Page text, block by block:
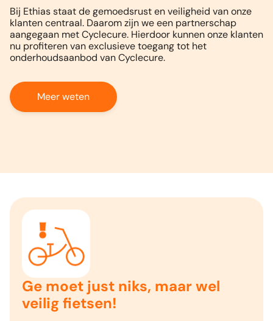
Bij Ethias staat de gemoedsrust en veiligheid van onze
klanten centraal. Daarom zijn we een partnerschap
aangegaan met Cyclecure. Hierdoor kunnen onze klanten
nu profiteren van exclusieve toegang tot het
onderhoudsaanbod van Cyclecure.
Meer weten
Ge moet just niks, maar wel
veilig fietsen!